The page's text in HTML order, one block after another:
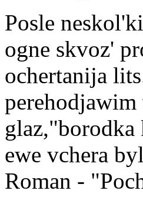
Posle
ogne skvoz'
ochertanija
ewe vchera
Roman -